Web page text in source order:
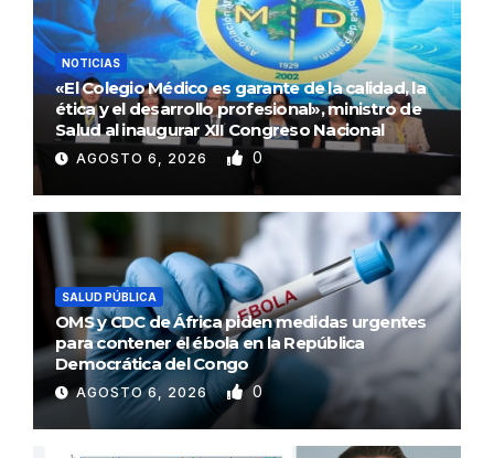
NOTICIAS
«El Colegio Médico es garante de la calidad, la
ética y el desarrollo profesional», ministro de
Salud al inaugurar XII Congreso Nacional
AGOSTO 6, 2026 0
SALUD PÚBLICA
OMS y CDC de África piden medidas urgentes
para contener el ébola en la República
Democrática del Congo
AGOSTO 6, 2026 0